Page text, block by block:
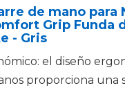
de mano para
Grip Funda
- Gris
el diseño
proporciona una